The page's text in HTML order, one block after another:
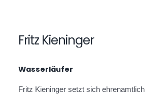
Fritz Kieninger
Wasserläufer
Fritz Kieninger setzt sich ehrenamtlich